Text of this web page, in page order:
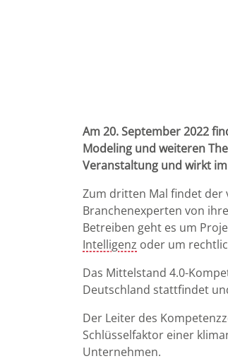
Am 20. September 2022
Modeling und weiteren
Veranstaltung und wirkt
Zum dritten Mal findet der
Branchenexperten von
Betreiben geht es um
Intelligenz oder um
Das Mittelstand 4.0-
Deutschland stattfindet
Der Leiter des
Schlüsselfaktor einer
Unternehmen.